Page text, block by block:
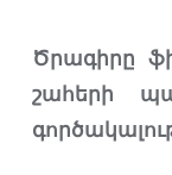
Ծրագիրը
շահերի